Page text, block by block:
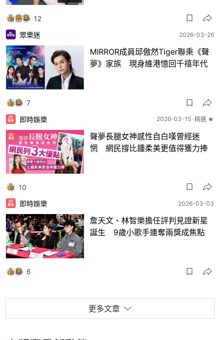
12
眾樂迷
2026-03-26
MIRROR成員邱傲然Tiger聯乘《聲
夢》家族 現身維港憶回千禧年代
7
即時娛樂
2026-03-15 精選 ★
聲夢長腿女神感性自白嘆曾經迷
惘 網民撐比鍾柔美更值得獲力捧
10
即時娛樂
2026-03-03
詹天文、林智樂擔任評判見證新星
誕生 9歲小歌手連奪兩獎成焦點
6
更多文章